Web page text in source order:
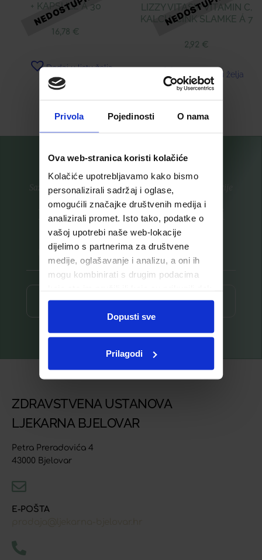
Privola Pojedinosti O nama
Ova web-stranica koristi kolačiće
Kolačiće upotrebljavamo kako bismo
personalizirali sadržaj i oglase,
omogućili značajke društvenih medija i
analizirali promet. Isto tako, podatke o
vašoj upotrebi naše web-lokacije
dijelimo s partnerima za društvene
medije, oglašavanje i analizu, a oni ih
mogu kombinirati s drugim podacima
ste upotrebljavali njihove usluge.
Dopusti sve
Prilagodi
+ KAPSULE Á 30
16,78 €
Dodaj u listu želja
LIZZY VITASIP VITAMIN C,
KALCIJ, CINK SLAMKE Á 7
2,92 €
Dodaj u listu želja
Saznajte prvi za nove proizvode i ekskluzivne promocije
Prijavite se na listu za novosti
Prijava ⟶
ZDRAVSTVENA USTANOVA
LJEKARNA BJELOVAR
Petra Preradovića 4
43000 Bjelovar
E-POŠTA